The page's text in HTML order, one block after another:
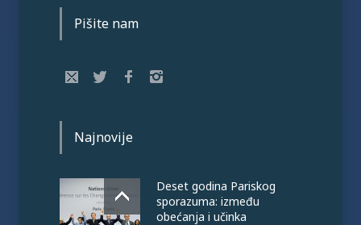
Pišite nam
Najnovije
Deset godina Pariskog
sporazuma: između
obećanja i učinka